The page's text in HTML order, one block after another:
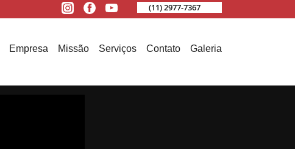
(11) 2977-7367
Empresa Missão Serviços Contato Galeria